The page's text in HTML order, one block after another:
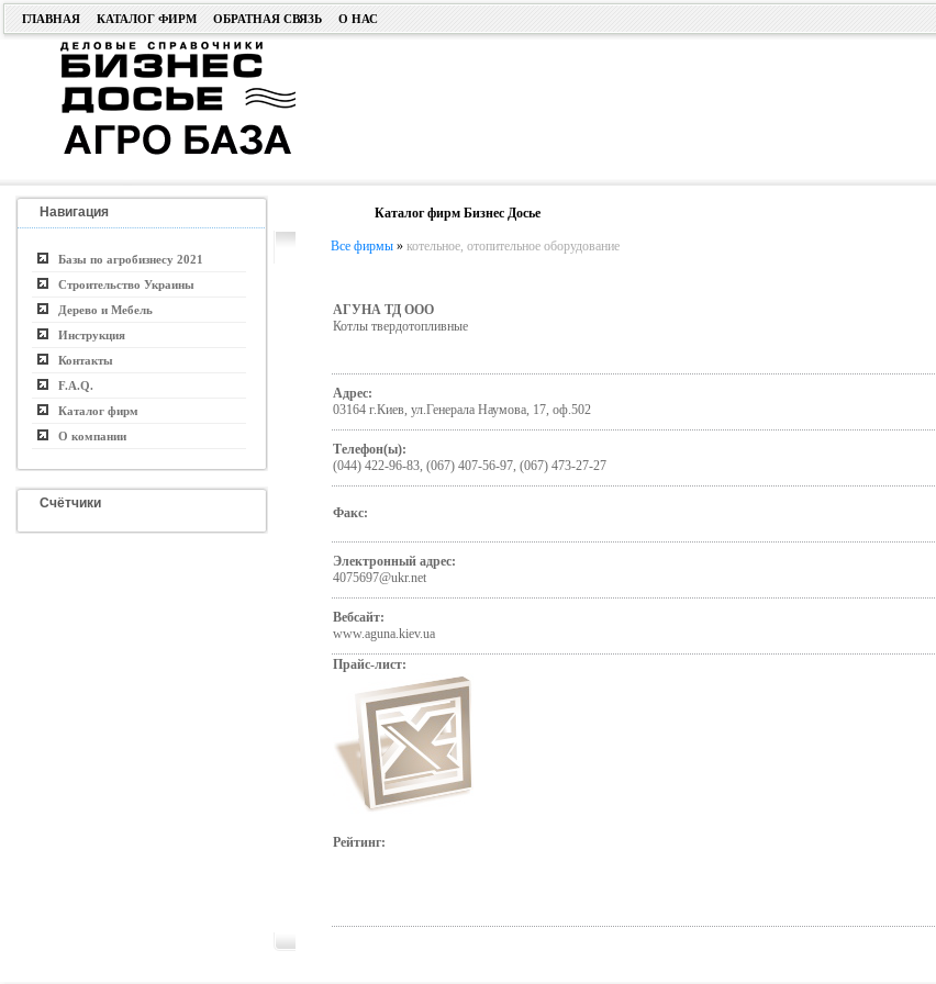
ГЛАВНАЯ КАТАЛОГ ФИРМ ОБРАТНАЯ СВЯЗЬ О НАС
Навигация
Базы по агробизнесу 2021
Строительство Украины
Дерево и Мебель
Инструкция
Контакты
F.A.Q.
Каталог фирм
О компании
Счётчики
Каталог фирм Бизнес Досье
Все фирмы» котельное, отопительное оборудование
АГУНА ТД ООО
Котлы твердотопливные
Адрес:
03164 г.Киев, ул.Генерала Наумова, 17, оф.502
Телефон(ы):
(044) 422-96-83, (067) 407-56-97, (067) 473-27-27
Факс:
Электронный адрес:
4075697@ukr.net
Вебсайт:
www.aguna.kiev.ua
Прайс-лист:
Рейтинг: